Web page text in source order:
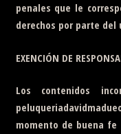
penales que le
derechos por parte del
EXENCIÓN DE
Los contenidos
momento de buena